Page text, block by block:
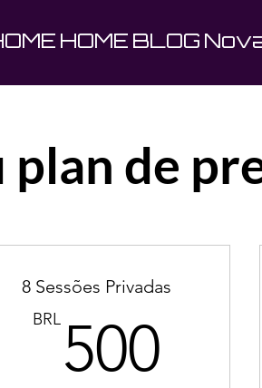
HOME BLOG
plan de
8 Sessões Privadas
BRL 500